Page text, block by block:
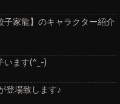
家龍】のキャラクター紹介
います(^_-)
登場致します♪